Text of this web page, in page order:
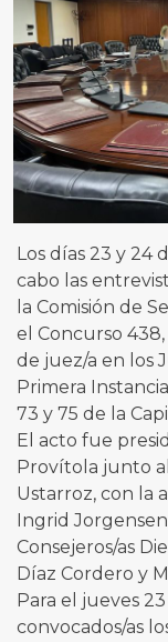
Los días 23 y 24
cabo las
la Comisión de
el Concurso
de juez/a en los
Primera
73 y 75 de la
El acto fue
Provítola junto
Ustarroz, con la
Ingrid
Consejeros/as
Díaz Cordero y
Para el jueves
convocados/as